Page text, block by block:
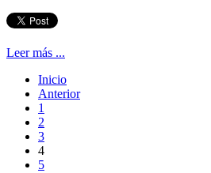
Leer más ...
Inicio
Anterior
1
2
3
4
5